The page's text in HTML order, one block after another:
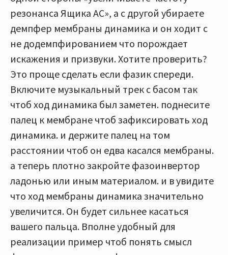
резонанса Ящика АС», а с другой убираете
демпфер мембраны динамика и он ходит с
не додемпфированием что порождает
искажения и призвуки. Хотите проверить?
Это проще сделать если фазик спереди.
Включите музыкальный трек с басом так
чтоб ход динамика был заметен. поднесите
палец к мембране чтоб зафиксировать ход
динамика. и держите палец на том
расстоянии чтоб он едва касался мембраны.
а теперь плотно закройте фазоинвертор
ладонью или иным материалом. и в увидите
что ход мембраны динамика значительно
увеличится. Он будет сильнее касаться
вашего пальца. Вполне удобный для
реализации пример чтоб понять смысл